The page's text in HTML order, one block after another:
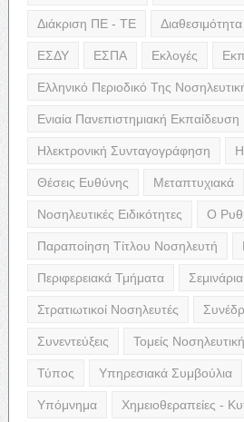
Διάκριση ΠΕ - ΤΕ
ΕΣΔΥ ΕΣΠΑ Εκλογές
Ελληνικό Περιοδικό Της
Ενιαία Πανεπιστημιακή Εκπαίδευση
Ηλεκτρονική Συνταγογράφηση
Θέσεις Ευθύνης Μεταπτυχιακά
Νοσηλευτικές Ειδικότητες Ο
Παραποίηση Τίτλου Νοσηλευτή
Περιφερειακά Τμήματα Σεμινάρια
Στρατιωτικοί Νοσηλευτές
Συνεντεύξεις Τομείς
Τύπος Υπηρεσιακά Συμβούλια
Υπόμνημα Χημειοθεραπείες -